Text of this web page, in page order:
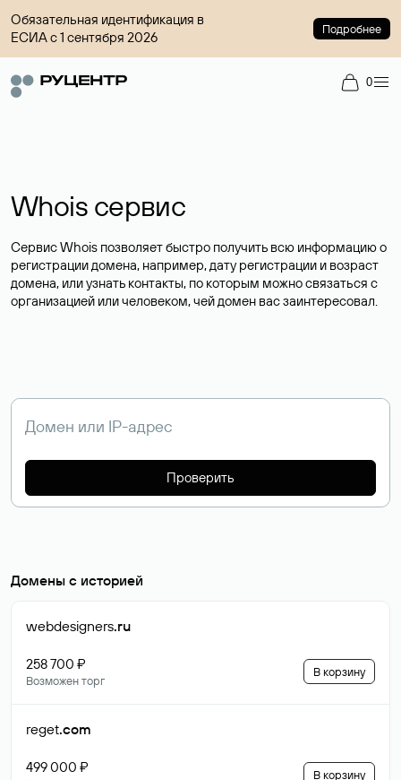
Обязательная идентификация в
ЕСИА с 1 сентября 2026
Подробнее
0
Whois сервис
Сервис Whois позволяет быстро получить всю информацию о
регистрации домена, например, дату регистрации и возраст
домена, или узнать контакты, по которым можно связаться с
организацией или человеком, чей домен вас заинтересовал.
Проверить
Домены с историей
webdesigners.ru
258 700 ₽
Возможен торг
В корзину
reget.com
499 000 ₽ В корзину